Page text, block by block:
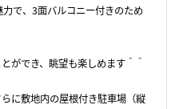
で、3面バルコニー付きのため
ができ、眺望も楽しめます＾＾
に敷地内の屋根付き駐車場（縦